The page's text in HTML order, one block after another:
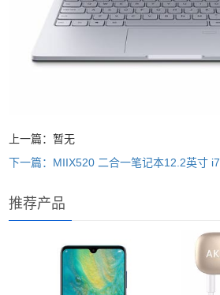
上一篇：暂无
下一篇：MIIX520 二合一笔记本12.2英寸 i7
推荐产品